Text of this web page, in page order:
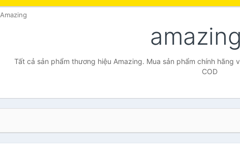
Amazing
amazing
Tất cả sản phẩm thương hiệu Amazing. Mua sản phẩm chính
COD